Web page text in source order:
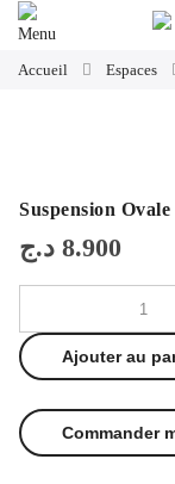
Accueil Espaces
Suspension
8.900 د.ج
Ajouter au
Commander